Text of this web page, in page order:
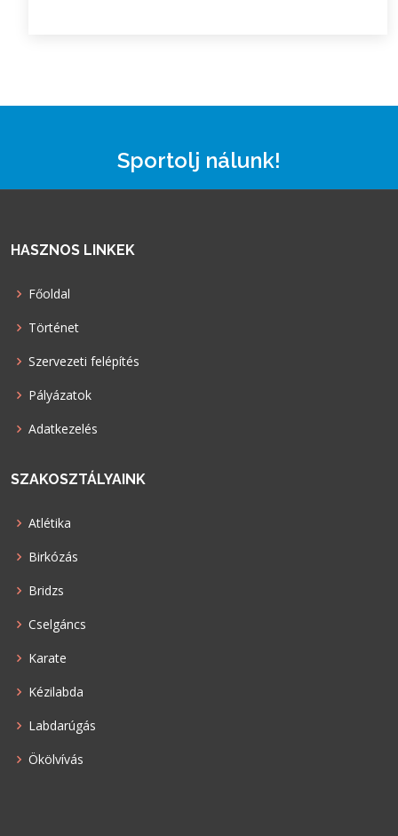
Sportolj nálunk!
HASZNOS LINKEK
Főoldal
Történet
Szervezeti felépítés
Pályázatok
Adatkezelés
SZAKOSZTÁLYAINK
Atlétika
Birkózás
Bridzs
Cselgáncs
Karate
Kézilabda
Labdarúgás
Ökölvívás